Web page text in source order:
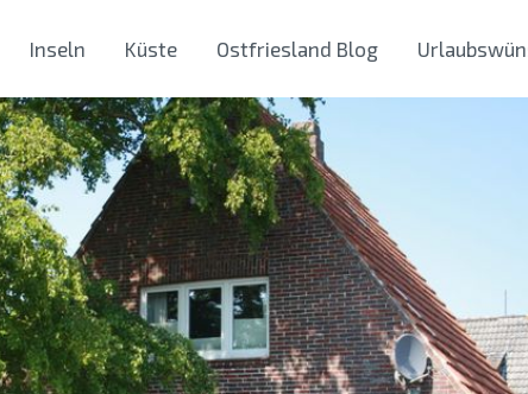
Inseln Küste Ostfriesland Blog